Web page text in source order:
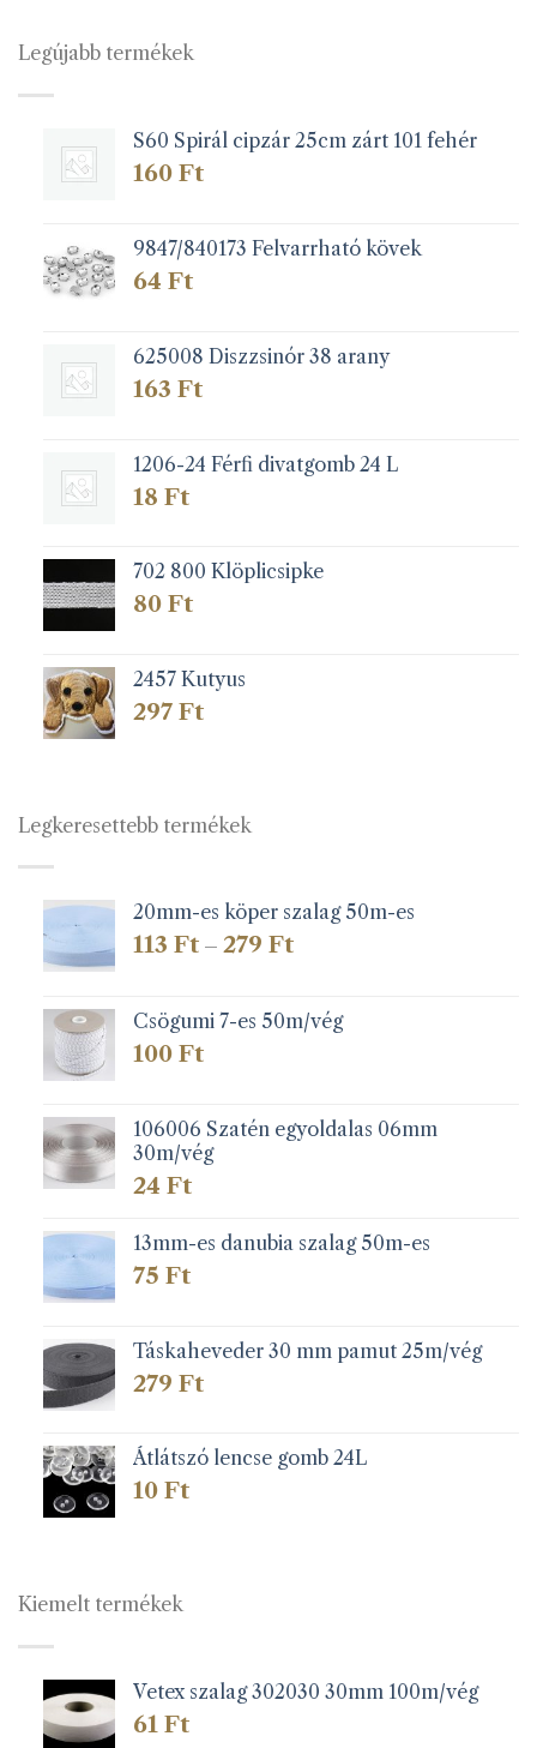
van.
termékoldalon
választhatók
Legújabb termékek
S60 Spirál cipzár 25cm zárt 101 fehér
160 Ft
9847/840173 Felvarrható kövek
64 Ft
625008 Diszzsinór 38 arany
163 Ft
1206-24 Férfi divatgomb 24 L
18 Ft
702 800 Klöplicsipke
80 Ft
2457 Kutyus
297 Ft
Legkeresettebb termékek
20mm-es köper szalag 50m-es
113 Ft – 279 FtÁrtartomány:
279 Ft
Csögumi 7-es 50m/vég
100 Ft
106006 Szatén egyoldalas 06mm
30m/vég
24 Ft
13mm-es danubia szalag 50m-es
75 Ft
Táskaheveder 30 mm pamut 25m/vég
279 Ft
Átlátszó lencse gomb 24L
10 Ft
Kiemelt termékek
Vetex szalag 302030 30mm 100m/vég
61 Ft